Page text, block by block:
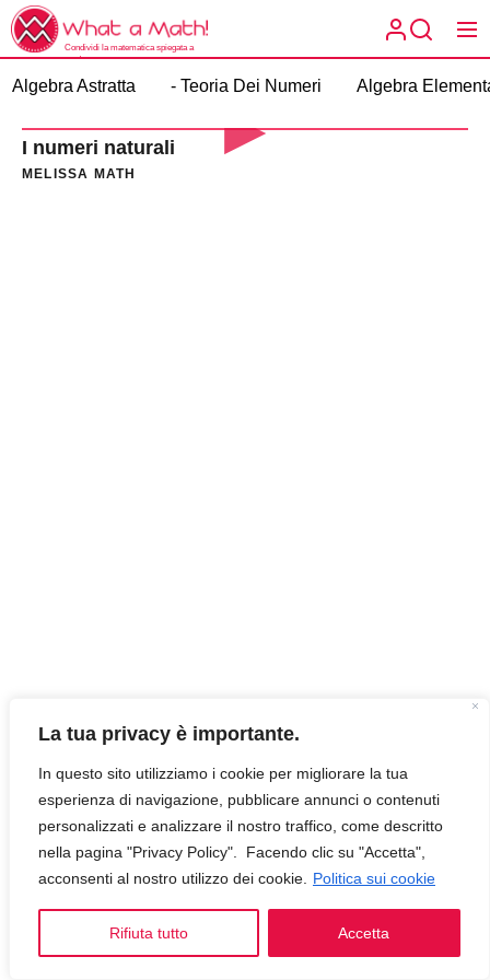
La tua privacy è importante.
In questo sito utilizziamo i cookie per migliorare la tua
esperienza di navigazione, pubblicare annunci o contenuti
personalizzati e analizzare il nostro traffico, come descritto
nella pagina "Privacy Policy". Facendo clic su "Accetta",
acconsenti al nostro utilizzo dei cookie.
Politica sui cookie
Rifiuta tutto Accetta
Skip
to
the
content
What
What a
Math!
Condividi la matematica spiegata a
modo tuo.
Algebra Astratta - Teoria Dei Numeri Algebra
I numeri naturali
MELISSA MATH